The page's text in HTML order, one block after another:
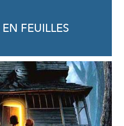
FEUILLES